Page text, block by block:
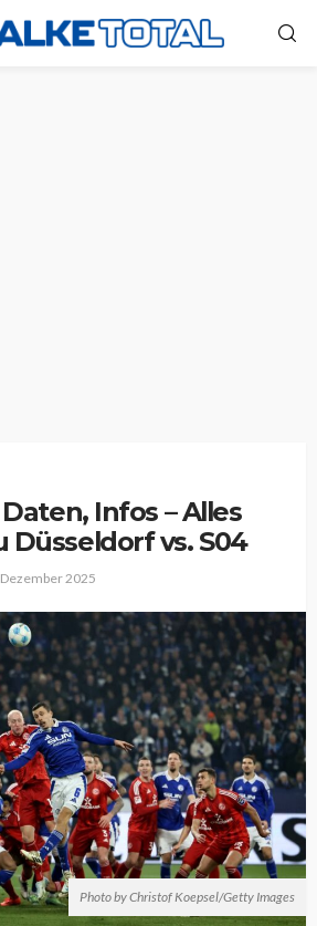
Infos – Alles
Düsseldorf vs. S04
2025
Photo by Christof Koepsel/Getty Images